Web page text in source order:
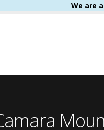
We are